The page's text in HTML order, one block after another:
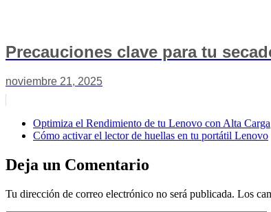
Precauciones clave para tu
noviembre 21, 2025
Optimiza el Rendimiento de tu Lenovo con Alta Carga
Cómo activar el lector de huellas en tu portátil Lenovo
Deja un Comentario
Tu dirección de correo electrónico no será publicada. Los